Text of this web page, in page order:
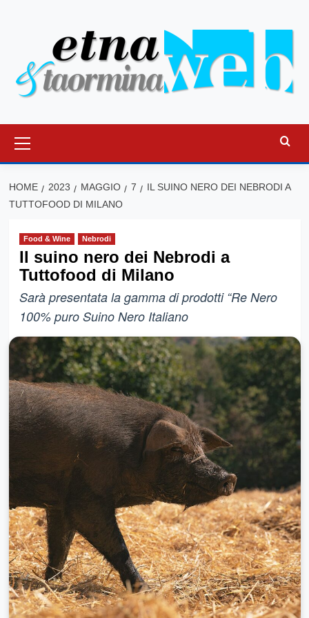
principale
HOME 2023 MAGGIO 7
IL SUINO NERO DEI NEBRODI A
TUTTOFOOD DI MILANO
Food & Wine Nebrodi
Il suino nero dei Nebrodi a
Tuttofood di Milano
Sarà presentata la gamma di prodotti “Re Nero
100% puro Suino Nero Italiano